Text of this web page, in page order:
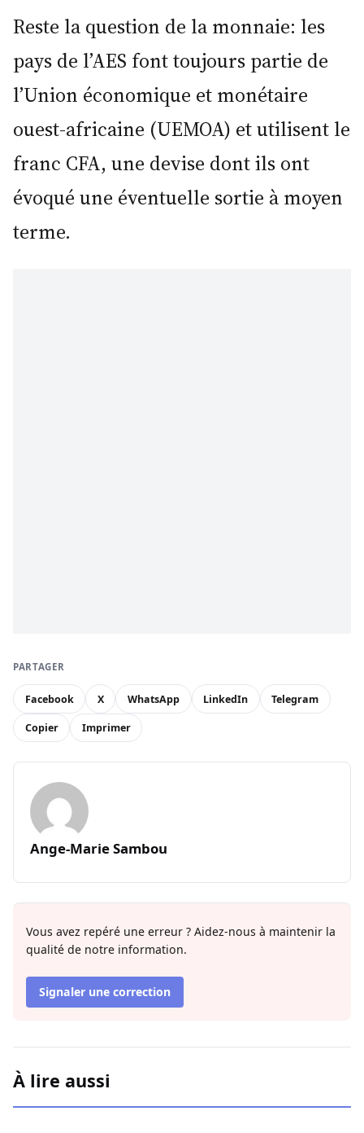
Reste la question de la monnaie: les
pays de l’AES font toujours partie de
l’Union économique et monétaire
ouest-africaine (UEMOA) et utilisent le
franc CFA, une devise dont ils ont
évoqué une éventuelle sortie à moyen
terme.
PARTAGER
Facebook X WhatsApp LinkedIn Telegram
Copier Imprimer
Ange-Marie Sambou
Vous avez repéré une erreur ? Aidez-nous à maintenir la
qualité de notre information.
Signaler une correction
À lire aussi